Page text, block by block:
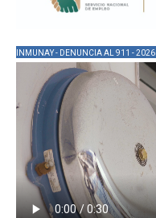
INMUNAY - DENUNCIA AL 911 - 2026